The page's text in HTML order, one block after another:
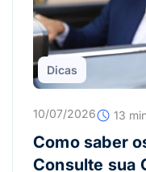
Dicas
10/07/2026 13
Como saber
Consulte sua